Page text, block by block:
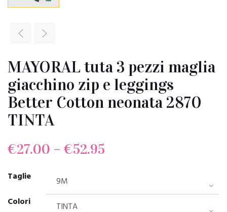
MAYORAL tuta 3 pezzi maglia
giacchino zip e leggings
Better Cotton neonata 2870
TINTA
€27.00 – €52.95
Taglie
Colori